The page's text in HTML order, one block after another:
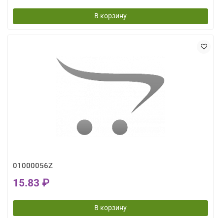
В корзину
01000056Z
15.83 ₽
В корзину